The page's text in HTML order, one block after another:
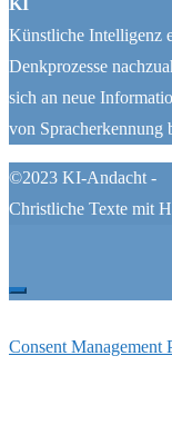
Künstliche Intelligenz
Denkprozesse
sich an neue
von Spracherkennung
©2023 KI-Andacht -
Christliche Texte mit
Consent Management